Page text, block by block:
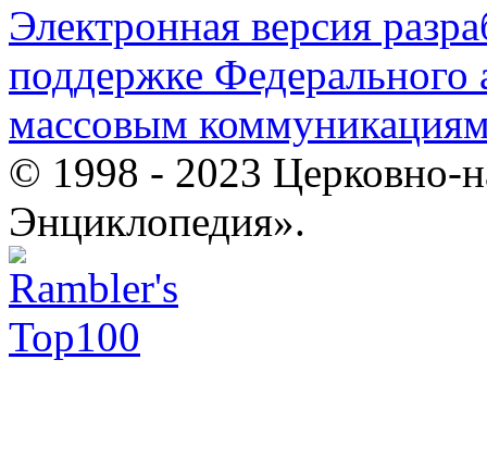
Электронная версия
поддержке Федерального
массовым
© 1998 - 2023 Церковно-
Энциклопедия».